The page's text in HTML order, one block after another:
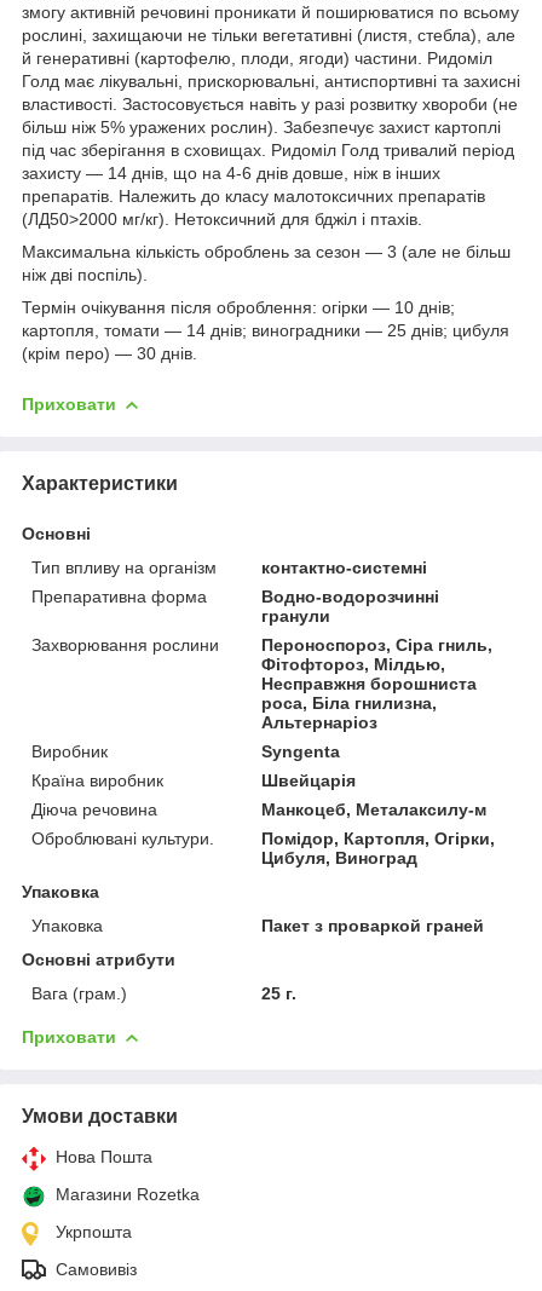
змогу активній речовині проникати й поширюватися по всьому
рослині, захищаючи не тільки вегетативні (листя, стебла), але
й генеративні (картофелю, плоди, ягоди) частини. Ридоміл
Голд має лікувальні, прискорювальні, антиспортивні та захисні
властивості. Застосовується навіть у разі розвитку хвороби (не
більш ніж 5% уражених рослин). Забезпечує захист картоплі
під час зберігання в сховищах. Ридоміл Голд тривалий період
захисту — 14 днів, що на 4-6 днів довше, ніж в інших
препаратів. Належить до класу малотоксичних препаратів
(ЛД50>2000 мг/кг). Нетоксичний для бджіл і птахів.
Максимальна кількість оброблень за сезон — 3 (але не більш
ніж дві поспіль).
Термін очікування після оброблення: огірки — 10 днів;
картопля, томати — 14 днів; виноградники — 25 днів; цибуля
(крім перо) — 30 днів.
Приховати
Характеристики
Основні
Тип впливу на організм
контактно-системні
Препаративна форма
Водно-водорозчинні
гранули
Захворювання рослини
Пероноспороз, Сіра гниль,
Фітофтороз, Мілдью,
Несправжня борошниста
роса, Біла гнилизна,
Альтернаріоз
Виробник
Syngenta
Країна виробник
Швейцарія
Діюча речовина
Манкоцеб, Металаксилу-м
Оброблювані культури.
Помідор, Картопля, Огірки,
Цибуля, Виноград
Упаковка
Упаковка
Пакет з проваркой граней
Основні атрибути
Вага (грам.)
25 г.
Приховати
Умови доставки
Нова Пошта
Магазини Rozetka
Укрпошта
Самовивіз